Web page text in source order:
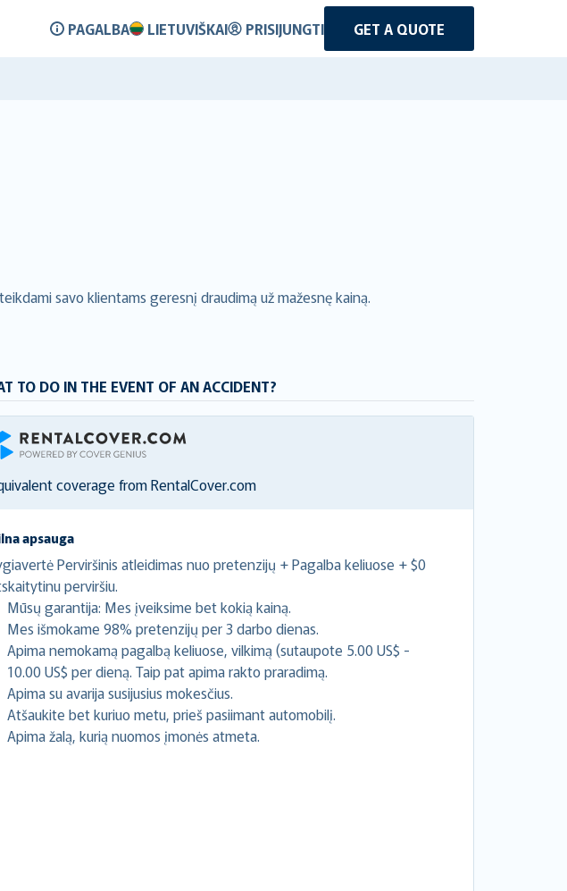
PAGALBA LIETUVIŠKAI PRISIJUNGTI
GET A QUOTE
savo klientams geresnį draudimą už mažesnę kainą.
TO DO IN THE EVENT OF AN ACCIDENT?
coverage from RentalCover.com
apsauga
Perviršinis atleidimas nuo pretenzijų + Pagalba keliuose + $0
perviršiu.
Mūsų garantija: Mes įveiksime bet kokią kainą.
Mes išmokame 98% pretenzijų per 3 darbo dienas.
Apima nemokamą pagalbą keliuose, vilkimą (sutaupote 5.00 US$ -
10.00 US$ per dieną. Taip pat apima rakto praradimą.
Apima su avarija susijusius mokesčius.
Atšaukite bet kuriuo metu, prieš pasiimant automobilį.
Apima žalą, kurią nuomos įmonės atmeta.